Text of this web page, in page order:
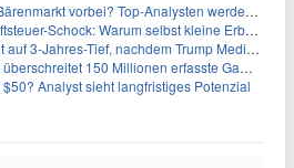
vorbei? Top-Analysten werden optimistisch, aber die Geschichte sagt etwas anderes
Schock: Warum selbst kleine Erbschaften den Fiskus Millionen kosten
Tief, nachdem Trump Media zwei große Crypto.com-Deals storniert
150 Millionen erfasste Gaming-Ereignisse in Echtzeit-Datenpipeline
$50? Analyst sieht langfristiges Potenzial